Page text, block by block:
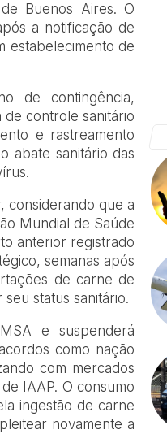
Buenos Aires. O
a notificação de
estabelecimento de
de contingência,
de controle sanitário
e rastreamento
abate sanitário das
considerando que a
Mundial de Saúde
anterior registrado
semanas após
de carne de
status sanitário.
e suspenderá
como nação
com mercados
IAAP. O consumo
ingestão de carne
novamente a